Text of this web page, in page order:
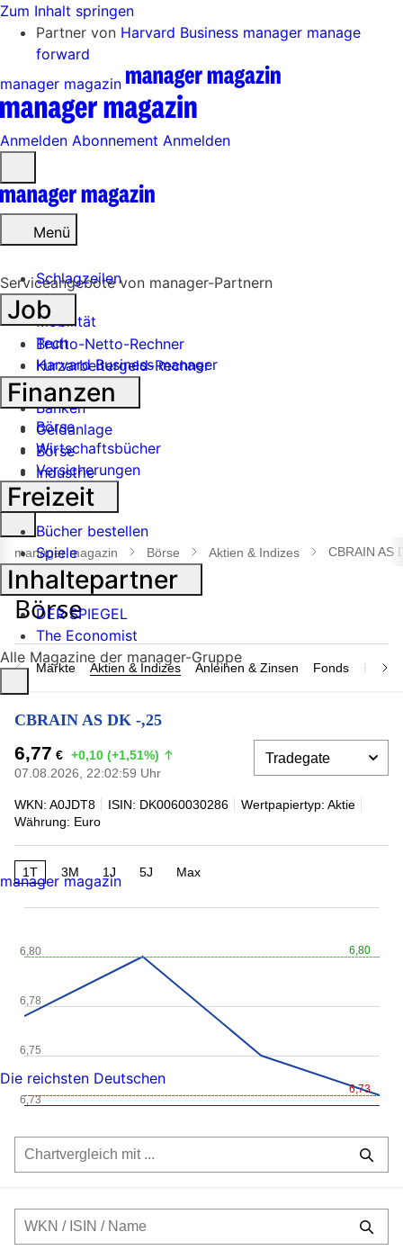
Zum Inhalt springen
Partner von Harvard Business manager manage
forward
manager magazin
Anmelden Abonnement Anmelden
öffnen
Menü
Schlagzeilen
Mobilität
Tech
Harvard Business manager
Handel
Banken
Geldanlage
Börse
Industrie
Suche
öffnen
manager magazin Börse Aktien & Indizes CBRAIN AS
Märkte Aktien & Indizes Anleihen & Zinsen Fonds
CBRAIN AS DK -,25
6,77 € +0,10 (+1,51%)
07.08.2026, 22:02:59 Uhr
WKN: A0JDT8 ISIN: DK0060030286
Wertpapiertyp: Aktie
Währung: Euro
1T 3M 1J 5J Max
6,80
6,73
6,73
6,75
6,78
6,80
Serviceangebote von manager-Partnern
Job
Brutto-Netto-Rechner
Kurzarbeitergeld-Rechner
Finanzen
Börse
Wirtschaftsbücher
Versicherungen
Freizeit
Bücher bestellen
Spiele
Inhaltepartner
DER SPIEGEL
The Economist
Alle Magazine der manager-Gruppe
manager magazin
Die reichsten Deutschen